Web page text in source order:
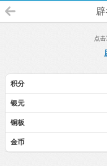
点
积分
银元
铜板
金币